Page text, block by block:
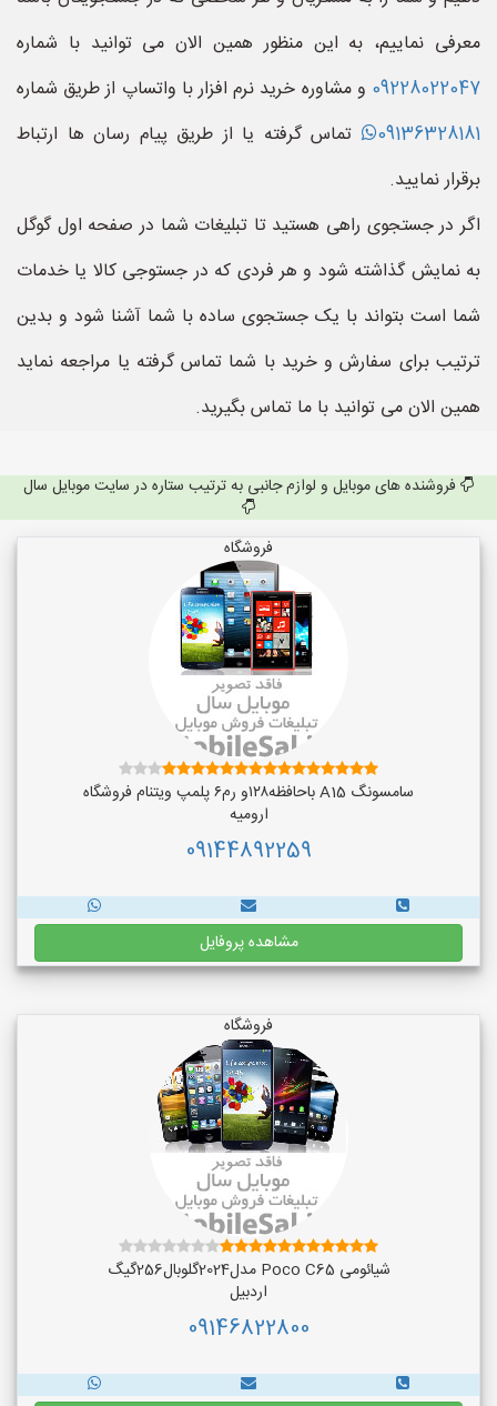
معرفی نماییم، به این منظور همین الان می توانید با شماره
09228022047 و مشاوره خرید نرم افزار با واتساپ از طریق شماره
09136328181
تماس گرفته یا از طریق پیام رسان ها ارتباط
برقرار نمایید.
اگر در جستجوی راهی هستید تا تبلیغات شما در صفحه اول گوگل
به نمایش گذاشته شود و هر فردی که در جستوجی کالا یا خدمات
شما است بتواند با یک جستجوی ساده با شما آشنا شود و بدین
ترتیب برای سفارش و خرید با شما تماس گرفته یا مراجعه نماید
همین الان می توانید با ما تماس بگیرید.
فروشنده های موبایل و لوازم جانبی به ترتیب ستاره در سایت موبایل سال
فروشگاه
سامسونگ A15 باحافظه۱۲۸و رم۶ پلمپ ویتنام فروشگاه
ارومیه
09144892259
مشاهده پروفایل
فروشگاه
شیائومی Poco C65 مدل2024گلوبال256گیگ
اردبیل
09146822800